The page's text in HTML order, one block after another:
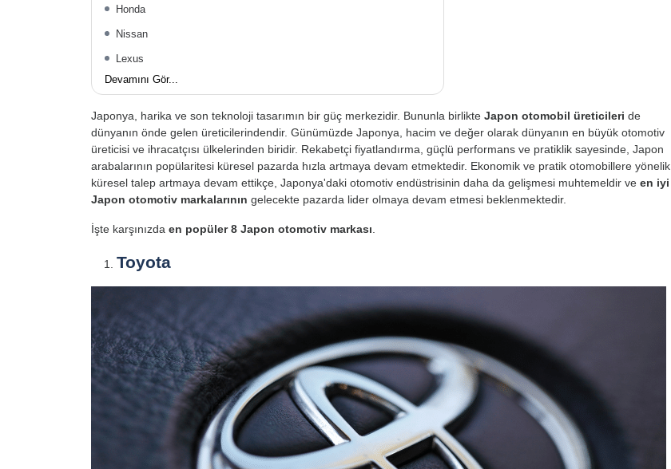
Honda
Nissan
Lexus
Devamını Gör...
Japonya, harika ve son teknoloji tasarımın bir güç merkezidir. Bununla birlikte Japon otomobil üreticileri de
dünyanın önde gelen üreticilerindendir. Günümüzde Japonya, hacim ve değer olarak dünyanın en büyük otomotiv
üreticisi ve ihracatçısı ülkelerinden biridir. Rekabetçi fiyatlandırma, güçlü performans ve pratiklik sayesinde, Japon
arabalarının popülaritesi küresel pazarda hızla artmaya devam etmektedir. Ekonomik ve pratik otomobillere yönelik
küresel talep artmaya devam ettikçe, Japonya'daki otomotiv endüstrisinin daha da gelişmesi muhtemeldir ve en iyi
Japon otomotiv markalarının gelecekte pazarda lider olmaya devam etmesi beklenmektedir.
İşte karşınızda en popüler8 Japon otomotiv markası
Toyota